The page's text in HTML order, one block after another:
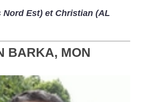
Nord Est)et Christian (AL
BARKA, MON